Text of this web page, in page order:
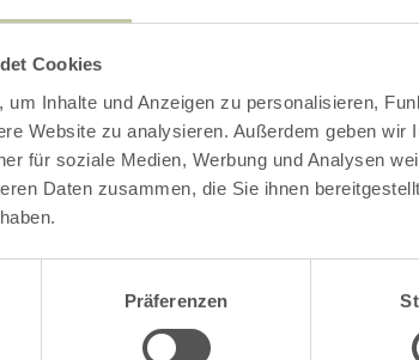
Cookies
um Inhalte und Anzeigen zu personalisieren,
Website zu analysieren. Außerdem geben wir
für soziale Medien, Werbung und Analysen
Daten zusammen, die Sie ihnen
Präferenzen